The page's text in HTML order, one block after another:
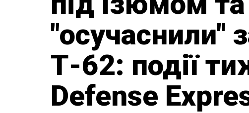
"осучаснили"
Т-62: події
Defense